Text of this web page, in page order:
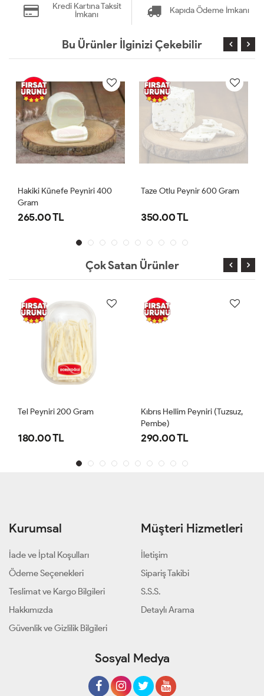
Kredi Kartına Taksit
İmkanı
Kapıda Ödeme İmkanı
Bu Ürünler İlginizi Çekebilir
Hakiki Künefe Peyniri 400
Gram
265.00 TL
Taze Otlu Peynir 600 Gram
350.00 TL
Çok Satan Ürünler
Tel Peyniri 200 Gram
180.00 TL
Kıbrıs Hellim Peyniri (Tuzsuz,
Pembe)
290.00 TL
Kurumsal
İade ve İptal Koşulları
Ödeme Seçenekleri
Teslimat ve Kargo Bilgileri
Hakkımızda
Güvenlik ve Gizlilik Bilgileri
Müşteri Hizmetleri
İletişim
Sipariş Takibi
S.S.S.
Detaylı Arama
Sosyal Medya